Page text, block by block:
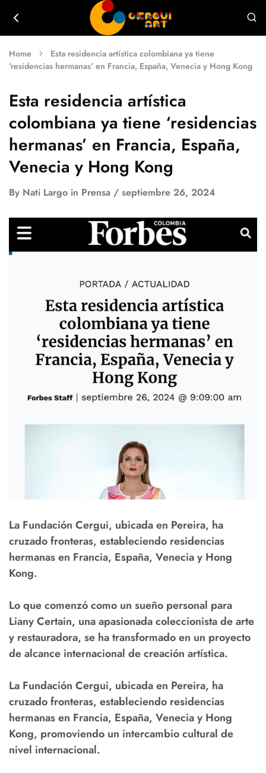
CERGUI
Fundación
CERGUI
Colombia,
como
su
objetivo
principal,
apoyar
estimular
talento
de
artistas
plásticos
Home
Esta residencia artística colombiana ya tiene
‘residencias hermanas’ en Francia, España, Venecia y Hong Kong
Esta residencia artística
colombiana ya tiene ‘residencias
hermanas’ en Francia, España,
Venecia y Hong Kong
By Nati Largo in Prensa septiembre 26, 2024
La Fundación Cergui, ubicada en Pereira, ha
cruzado fronteras, estableciendo residencias
hermanas en Francia, España, Venecia y Hong
Kong.
Lo que comenzó como un sueño personal para
Liany Certain, una apasionada coleccionista de arte
y restauradora, se ha transformado en un proyecto
de alcance internacional de creación artística.
La Fundación Cergui, ubicada en Pereira, ha
cruzado fronteras, estableciendo residencias
hermanas en Francia, España, Venecia y Hong
Kong, promoviendo un intercambio cultural de
nivel internacional.